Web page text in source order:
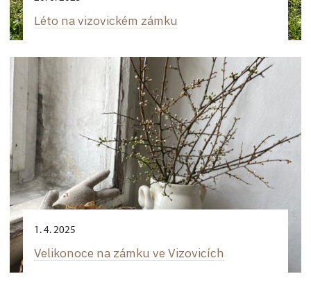
Léto na vizovickém zámku
1. 4. 2025
Velikonoce na zámku ve Vizovicích